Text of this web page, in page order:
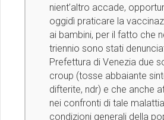
nient’altro accade,
oggidì praticare la
ai bambini, per il fatto che
triennio sono stati
Prefettura di Venezia due
croup (tosse abbaiante
difterite, ndr) e che anche
nei confronti di tale
condizioni generali della